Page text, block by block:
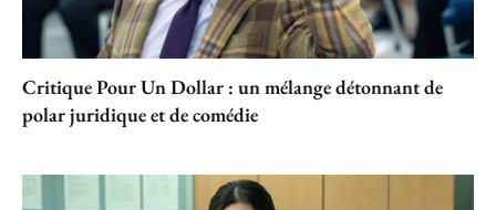
Critique Pour Un Dollar : un mélange détonnant de
polar juridique et de comédie